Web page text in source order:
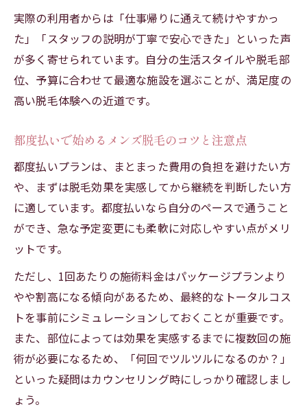
実際の利用者からは「仕事帰りに通えて続けやすかっ
た」「スタッフの説明が丁寧で安心できた」といった声
が多く寄せられています。自分の生活スタイルや脱毛部
位、予算に合わせて最適な施設を選ぶことが、満足度の
高い脱毛体験への近道です。
都度払いで始めるメンズ脱毛のコツと注意点
都度払いプランは、まとまった費用の負担を避けたい方
や、まずは脱毛効果を実感してから継続を判断したい方
に適しています。都度払いなら自分のペースで通うこと
ができ、急な予定変更にも柔軟に対応しやすい点がメリ
ットです。
ただし、1回あたりの施術料金はパッケージプランより
やや割高になる傾向があるため、最終的なトータルコス
トを事前にシミュレーションしておくことが重要です。
また、部位によっては効果を実感するまでに複数回の施
術が必要になるため、「何回でツルツルになるのか？」
といった疑問はカウンセリング時にしっかり確認しまし
ょう。